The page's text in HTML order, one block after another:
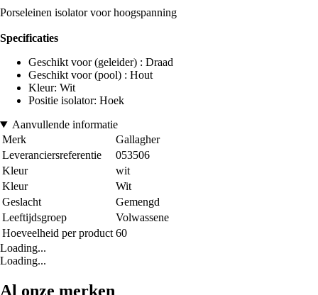
Porseleinen isolator voor hoogspanning
Specificaties
Geschikt voor (geleider) : Draad
Geschikt voor (pool) : Hout
Kleur: Wit
Positie isolator: Hoek
Aanvullende informatie
Merk
Gallagher
Leveranciersreferentie
053506
Kleur
wit
Kleur
Wit
Geslacht
Gemengd
Leeftijdsgroep
Volwassene
Hoeveelheid per product 60
Loading...
Loading...
Al onze merken